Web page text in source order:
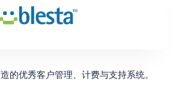
的优秀客户管理、计费与支持系统。